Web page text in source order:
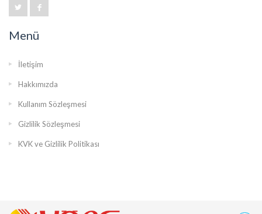
Menü
İletişim
Hakkımızda
Kullanım Sözleşmesi
Gizlilik Sözleşmesi
KVK ve Gizlilik Politikası